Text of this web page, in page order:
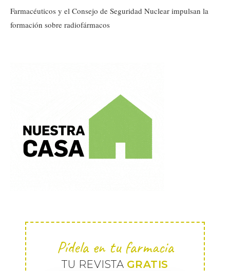
Farmacéuticos y el Consejo de Seguridad Nuclear impulsan la
formación sobre radiofármacos
Pídela en tu farmacia
TU REVISTA GRATIS